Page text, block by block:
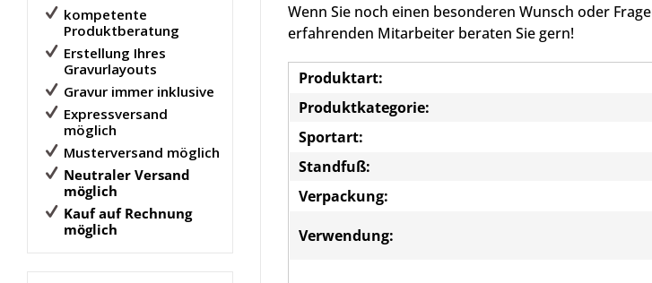
kompetente
Produktberatung
Erstellung Ihres
Gravurlayouts
Gravur immer inklusive
Expressversand
möglich
Musterversand möglich
Neutraler Versand
möglich
Kauf auf Rechnung
möglich
Wenn Sie noch einen besonderen Wunsch oder
erfahrenden Mitarbeiter beraten Sie gern!
Produktart:
Produktkategorie:
Sportart:
Standfuß:
Verpackung:
Verwendung: